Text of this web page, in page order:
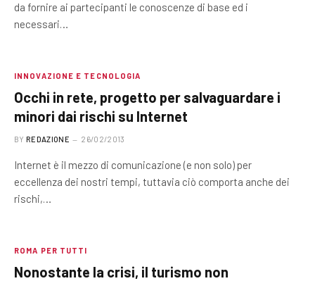
da fornire ai partecipanti le conoscenze di base ed i
necessari…
INNOVAZIONE E TECNOLOGIA
Occhi in rete, progetto per salvaguardare i
minori dai rischi su Internet
BY REDAZIONE 26/02/2013
Internet è il mezzo di comunicazione (e non solo) per
eccellenza dei nostri tempi, tuttavia ciò comporta anche dei
rischi,…
ROMA PER TUTTI
Nonostante la crisi, il turismo non